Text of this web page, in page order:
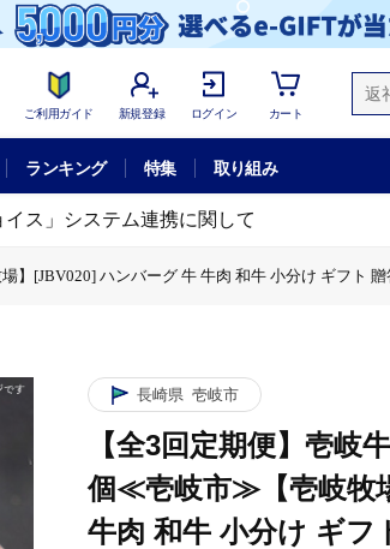
ご利用ガイド 新規登録 ログイン カート
ランキング 特集 取り組み
イス」システム連携に関して
[JBV020] ハンバーグ 牛 牛肉 和牛 小分け ギフト
長崎県 壱岐市
【全3回定期便】壱岐
個≪壱岐市≫【壱岐牧
牛肉 和牛 小分け ギフ